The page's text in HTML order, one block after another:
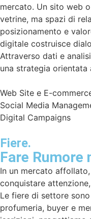
mercato. Un sito web
vetrine, ma spazi di
posizionamento e
digitale costruisce
Attraverso dati e
una strategia orientata
Web Site e E-
Social Media
Digital Campaigns
Fiere.
Fare Rumore
In un mercato
conquistare
Le fiere di settore
profumeria, buyer e